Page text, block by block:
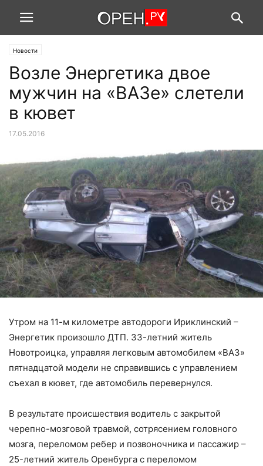
Новости
Возле Энергетика двое
мужчин на «ВАЗе» слетели
в кювет
17.05.2016
Утром на 11-м километре автодороги Ириклинский –
Энергетик произошло ДТП. 33-летний житель
Новотроицка, управляя легковым автомобилем «ВАЗ»
пятнадцатой модели не справившись с управлением
съехал в кювет, где автомобиль перевернулся.
В результате происшествия водитель с закрытой
черепно-мозговой травмой, сотрясением головного
мозга, переломом ребер и позвоночника и пассажир –
25-летний житель Оренбурга с переломом